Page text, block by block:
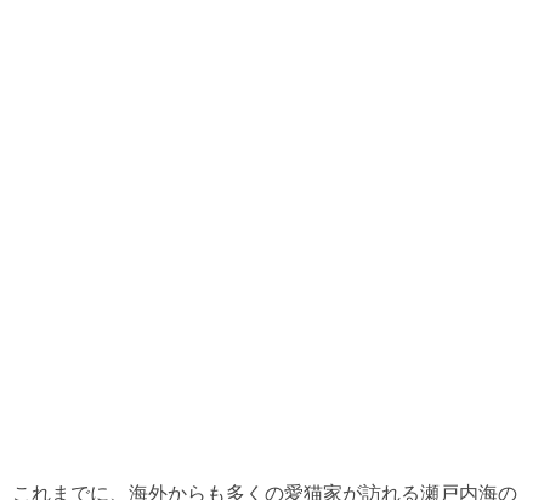
これまでに、海外からも多くの愛猫家が訪れる瀬戸内海の